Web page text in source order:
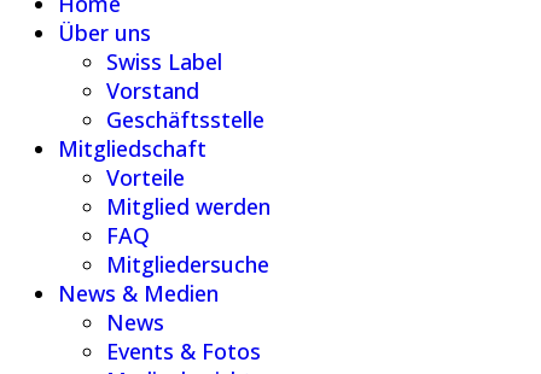
Über uns
Swiss Label
Vorstand
Geschäftsstelle
Mitgliedschaft
Vorteile
Mitglied werden
FAQ
Mitgliedersuche
News & Medien
News
Events & Fotos